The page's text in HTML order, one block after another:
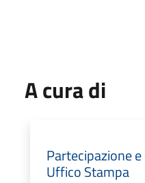
A cura di
Partecipazione
Uffico Stampa